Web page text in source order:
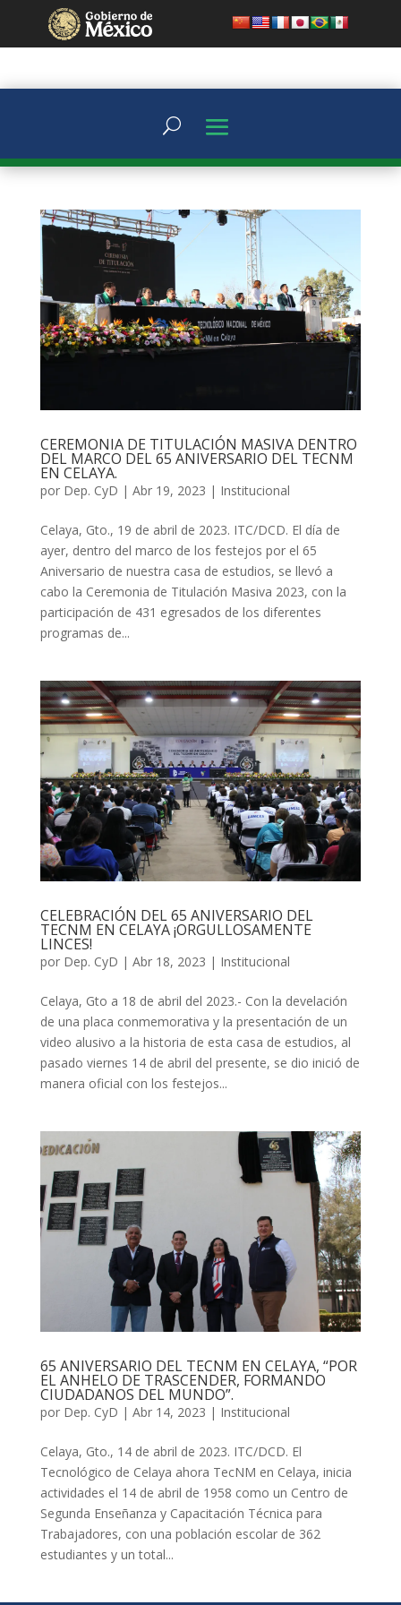
CEREMONIA DE TITULACIÓN MASIVA DENTRO
DEL MARCO DEL 65 ANIVERSARIO DEL TECNM
EN CELAYA.
por Dep. CyD | Abr 19, 2023 | Institucional
Celaya, Gto., 19 de abril de 2023. ITC/DCD. El día de
ayer, dentro del marco de los festejos por el 65
Aniversario de nuestra casa de estudios, se llevó a
cabo la Ceremonia de Titulación Masiva 2023, con la
participación de 431 egresados de los diferentes
programas de...
CELEBRACIÓN DEL 65 ANIVERSARIO DEL
TECNM EN CELAYA ¡ORGULLOSAMENTE
LINCES!
por Dep. CyD | Abr 18, 2023 | Institucional
Celaya, Gto a 18 de abril del 2023.- Con la develación
de una placa conmemorativa y la presentación de un
video alusivo a la historia de esta casa de estudios, al
pasado viernes 14 de abril del presente, se dio inició de
manera oficial con los festejos...
65 ANIVERSARIO DEL TECNM EN CELAYA, “POR
EL ANHELO DE TRASCENDER, FORMANDO
CIUDADANOS DEL MUNDO”.
por Dep. CyD | Abr 14, 2023 | Institucional
Celaya, Gto., 14 de abril de 2023. ITC/DCD. El
Tecnológico de Celaya ahora TecNM en Celaya, inicia
actividades el 14 de abril de 1958 como un Centro de
Segunda Enseñanza y Capacitación Técnica para
Trabajadores, con una población escolar de 362
estudiantes y un total...